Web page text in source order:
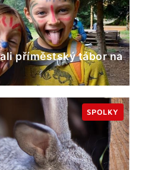
příměstský tábor na
SPOLKY